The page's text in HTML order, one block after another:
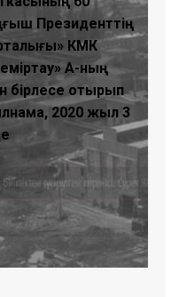
Президенттің
КМҚК
АҚ-ның
бірлесе отырып
2020 жыл 3